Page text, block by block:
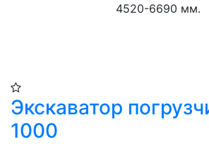
4520-6690 мм.
Экскаватор
1000